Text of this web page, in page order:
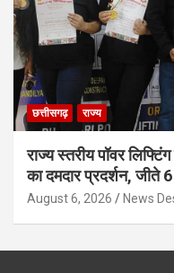
छत्तीसगढ़ राज्य
राज्य स्तरीय पॉवर
का दमदार प्रदर्शन, जीते
August 6, 2026 News